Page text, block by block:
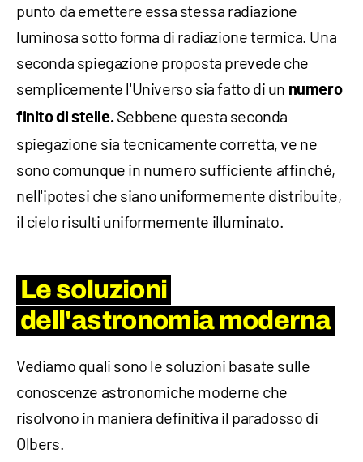
punto da emettere essa stessa radiazione
luminosa sotto forma di radiazione termica. Una
seconda spiegazione proposta prevede che
semplicemente l'Universo sia fatto di un numero
finitodi stelle.Sebbene questa seconda
spiegazione sia tecnicamente corretta, ve ne
sono comunque in numero sufficiente affinché,
nell'ipotesi che siano uniformemente distribuite,
il cielo risulti uniformemente illuminato.
Le soluzioni
dell'astronomia moderna
Vediamo quali sono le soluzioni basate sulle
conoscenze astronomiche moderne che
risolvono in maniera definitiva il paradosso di
Olbers.